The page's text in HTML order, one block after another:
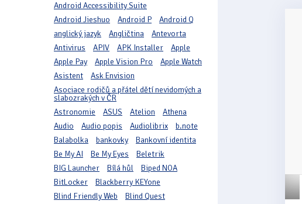
Android Accessibility Suite
Android Jieshuo
Android P
Android Q
anglický jazyk
Angličtina
Antevorta
Antivirus
APIV APK Installer
Apple
Apple Pay
Apple Vision Pro
Apple Watch
Asistent
Ask Envision
Asociace rodičů a přátel dětí nevidomých a
slabozrakých v ČR
Astronomie
ASUS Atelion
Athena
Audio
Audio popis Audiolibrix
b.note
Balabolka
bankovky
Bankovní identita
Be My AI
Be My Eyes
Beletrik
BIG Launcher
Bílá hůl
Biped NOA
BitLocker
Blackberry KEYone
Blind Friendly Web
Blind Quest